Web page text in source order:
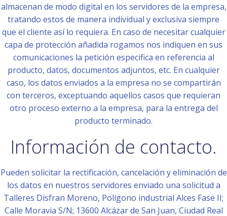
almacenan de modo digital en los servidores de la empresa,
tratando estos de manera individual y exclusiva siempre
que el cliente así lo requiera. En caso de necesitar cualquier
capa de protección añadida rogamos nos indiquen en sus
comunicaciones la petición especifica en referencia al
producto, datos, documentos adjuntos, etc. En cualquier
caso, los datos enviados a la empresa no se compartirán
con terceros, exceptuando aquellos casos que requieran
otro proceso externo a la empresa, para la entrega del
producto terminado.
Información de contacto.
Pueden solicitar la rectificación, cancelación y eliminación de
los datos en nuestros servidores enviado una solicitud a
Talleres Disfran Moreno, Polígono industrial Alces Fase II;
Calle Moravia S/N; 13600 Alcázar de San Juan, Ciudad Real